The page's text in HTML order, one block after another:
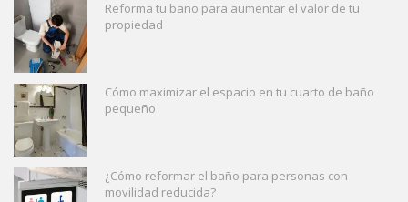
Reforma tu baño para aumentar el valor de tu
propiedad
Cómo maximizar el espacio en tu cuarto de baño
pequeño
¿Cómo reformar el baño para personas con
movilidad reducida?